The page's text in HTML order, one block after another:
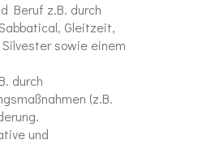
Beruf z.B. durch
Gleitzeit,
sowie einem
durch
(z.B.
und